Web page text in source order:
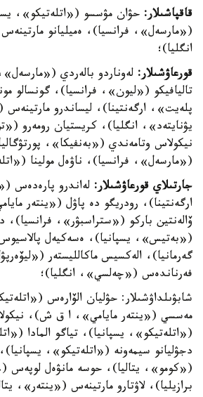
قاقپاشىلار: حۋان مۋسسو («اتلەتيكو»،
(«مارسەل»، فرانسيا)، ەميليانو
انگليا)؛
قورعاۋشىلار: لەوناردو بالەردي
تاليافيكو («ليون»، فرانسيا)، گونسالو
پلەيت»، ارگەنتينا)، ليساندرو مارتينەس
يۋنايتەد»، انگليا)، كريستيان رومەرو
نيكولاس وتامەندي («بەنفيكا»،
(«مارسەل»، فرانسيا)، ناۋەل مولينا
جارتىلاي قورعاۋشىلار: لەاندرو پارەدەس
ارگەنتينا)، رودريگو دە پاۋل («ينتەر
ۆالەنتين باركو («ستراسبۋر»، فرانسيا)،
(«بەتيس»، يسپانيا)، ەسەكيەل
گەرمانيا)، الەكسيس ماكالليستەر
فەرناندەس («چەلسي»، انگليا)؛
شابۋىلداۋشىلار: حۋليان الۆارەس
مەسسي («ينتەر مايامي»، ا ق ش)،
(«اتلەتيكو»، يسپانيا)، تياگو المادا
دجۋليانو سيمەونە («اتلەتيكو»،
(«كومو»، يتاليا)، حوسە مانۋەل لوپەس
برازيليا)، لاۋتارو مارتينەس («ينتەر»،